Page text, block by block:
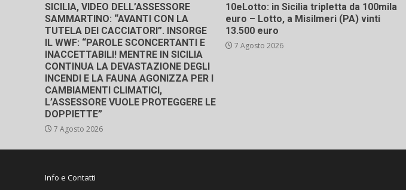
SICILIA, VIDEO DELL’ASSESSORE
SAMMARTINO: “AVANTI CON LA
TUTELA DEI CACCIATORI”. INSORGE
IL WWF: “PAROLE SCONCERTANTI E
INACCETTABILI! MENTRE IN SICILIA
CONTINUA LA DEVASTAZIONE DEGLI
INCENDI E LA FAUNA AGONIZZA PER I
CAMBIAMENTI CLIMATICI,
L’ASSESSORE VUOLE PROTEGGERE LE
DOPPIETTE”
7 Agosto 2026
10eLotto: in Sicilia tripletta da 100mila
euro – Lotto, a Misilmeri (PA) vinti
13.500 euro
7 Agosto 2026
Info e Contatti